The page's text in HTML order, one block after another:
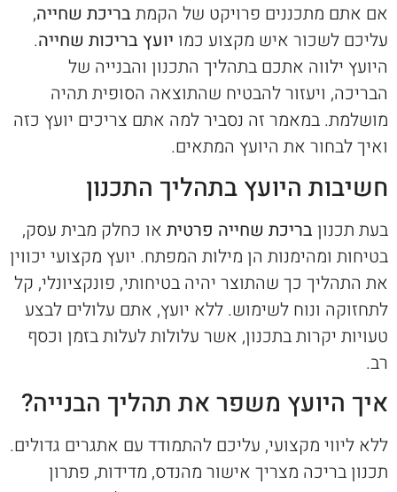
אם אתם מתכננים פרויקט של הקמת בריכת שחייה,
עליכם לשכור איש מקצוע כמו יועץ בריכות שחייה.
היועץ ילווה אתכם בתהליך התכנון והבנייה של
הבריכה, ויעזור להבטיח שהתוצאה הסופית תהיה
מושלמת. במאמר זה נסביר למה אתם צריכים יועץ כזה
ואיך לבחור את היועץ המתאים.
חשיבות היועץ בתהליך התכנון
בעת תכנון בריכת שחייה פרטית או כחלק מבית עסק,
בטיחות ומהימנות הן מילות המפתח. יועץ מקצועי יכווין
את התהליך כך שהתוצר יהיה בטיחותי, פונקציונלי, קל
לתחזוקה ונוח לשימוש. ללא יועץ, אתם עלולים לבצע
טעויות יקרות בתכנון, אשר עלולות לעלות בזמן וכסף
רב.
איך היועץ משפר את תהליך הבנייה?
ללא ליווי מקצועי, עליכם להתמודד עם אתגרים גדולים.
תכנון בריכה מצריך אישור מהנדס, מדידות, פתרון